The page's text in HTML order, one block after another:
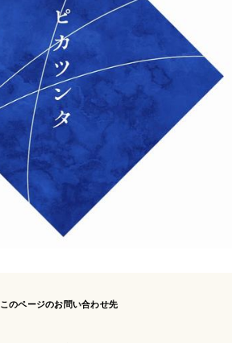
このページのお問い合わせ先